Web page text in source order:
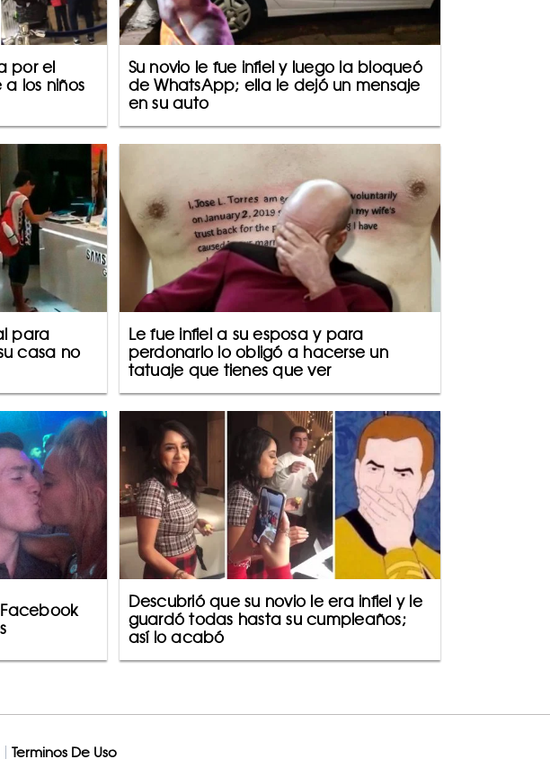
por el
los niños
Su novio le fue infiel y luego la bloqueó
de WhatsApp; ella le dejó un mensaje
en su auto
para
casa no
Le fue infiel a su esposa y para
perdonarlo lo obligó a hacerse un
tatuaje que tienes que ver
Descubrió que su novio le era infiel y le
guardó todas hasta su cumpleaños;
así lo acabó
Terminos De Uso